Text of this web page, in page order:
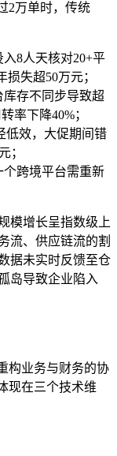
2万单时，传统
8人天核对20+平
失超50万元；
存不同步导致超
率下降40%；
低效，大促期间错
；
跨境平台需重新
模增长呈指数级上
流、供应链流的割
据未实时反馈至仓
岛导致企业陷入
构业务与财务的协
现在三个技术维